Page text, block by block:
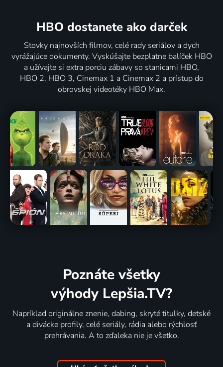
HBO dostanete ako darček
Stovky najnovších filmov, celé rady seriálov a dych
vyrážajúce dokumenty. Vyskúšajte bezplatne balíček HBO
a užívajte si extra porciu zábavy so stanicami HBO,
HBO 2, HBO 3, Cinemax 1 a Cinemax 2 a prístup do
obrovskej videotéky HBO Max.
Poznáte všetky
výhody Lepšia.TV?
Napríklad originálne znenie, dabing, skryté titulky, detské
a divácke profily, celé seriály, rádia alebo rýchlosť
prehrávania. A to zďaleka nie je všetko.